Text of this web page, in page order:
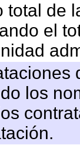
total de
el
los